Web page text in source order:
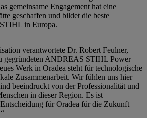
gemeinsame Engagement hat eine
geschaffen und bildet die beste
in Europa.
verantwortete Dr. Robert Feulner,
gegründeten ANDREAS STIHL Power
Werk in Oradea steht für technologische
Zusammenarbeit. Wir fühlen uns hier
beeindruckt von der Professionalität und
in dieser Region. Es ist
für Oradea für die Zukunft